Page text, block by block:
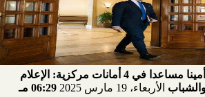
الجبهة الوطنية يعلن 12 أمينا مساعدا في 4 أمانات مركزية: الإعلام
الأربعاء، 19 مارس 2025 06:29 مـ